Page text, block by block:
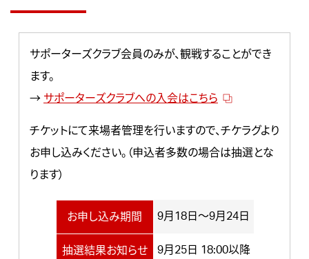
サポーターズクラブ会員のみが、観戦することができ
ます。
→ サポーターズクラブへの入会はこちら
チケットにて来場者管理を行いますので、チケラグより
お申し込みください。（申込者多数の場合は抽選とな
ります）
お申し込み期間 9月18日～9月24日
抽選結果お知らせ 9月25日 18:00以降